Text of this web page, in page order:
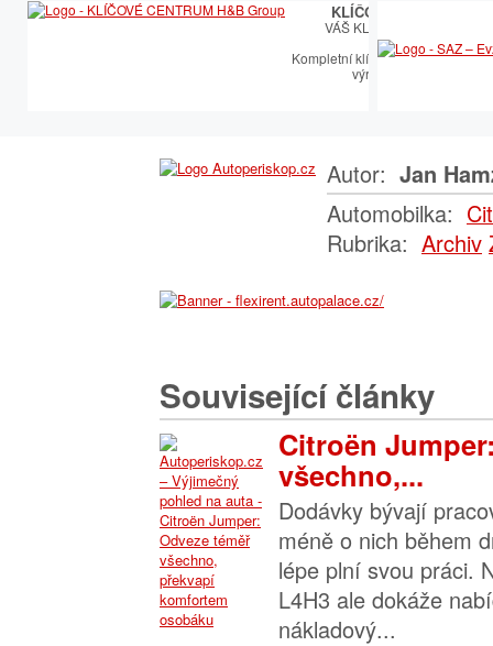
KLÍČOVÉ CENTRUM
VÁŠ KLÍČOVÝ PARTNER
Kompletní klíčařský sortiment
výroby autoklíčů
Autor: Jan
Automobilka:
Rubrika: Archiv
Související články
Citroën
všechno,...
Dodávky bývají
méně o nich během
lépe plní svou práci.
L4H3 ale dokáže
nákladový...